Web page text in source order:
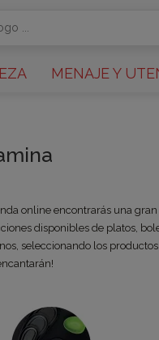
MENAJE Y
online encontrarás una
disponibles de platos,
seleccionando los